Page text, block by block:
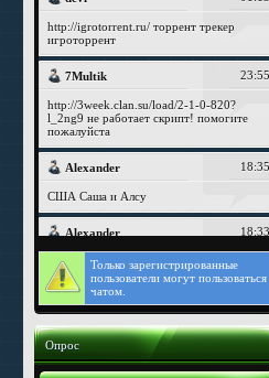
Только зарегистрированные
пользователи могут пользоваться
чатом.
Опрос